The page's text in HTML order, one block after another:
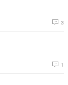
3
1